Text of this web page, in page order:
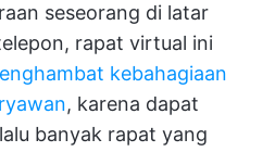
seseorang di latar
rapat virtual ini
kebahagiaan
, karena dapat
banyak rapat yang